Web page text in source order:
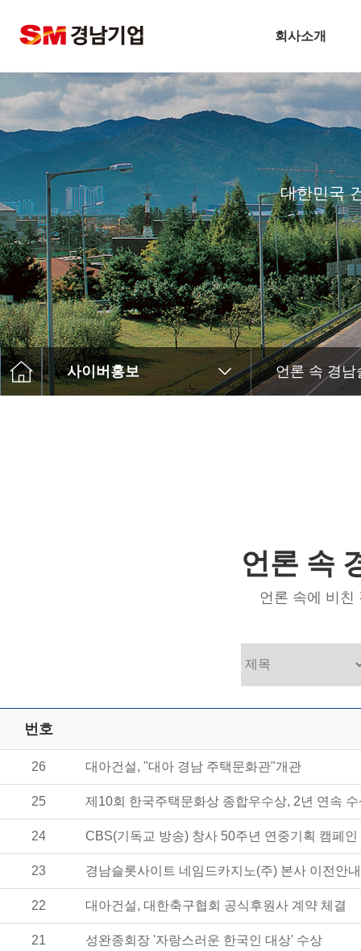
회사소개
슬롯사이트 네임드카지노
CEO 인사말
비전
주요연혁
경남슬롯사이트 네임드카지노
안전보건방침
기술경영
환경경영
찾아오시는길
고객센터
대한민국
사이버홍보 언론 속 경남
언론 속
언론 속에 비친
번호
26 대아건설, "대아 경남 주택문화관"개관
25 제10회 한국주택문화상 종합우수상, 2년 연속 수
24 CBS(기독교 방송) 창사 50주년 연중기획 캠페인
23 경남슬롯사이트 네임드카지노(주) 본사 이전안내
22 대아건설, 대한축구협회 공식후원사 계약 체결
21 성완종회장 '자랑스러운 한국인 대상' 수상